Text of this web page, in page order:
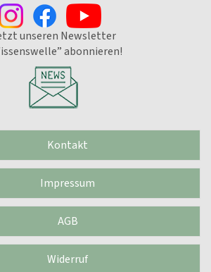
unseren Newsletter
abonnieren!
Kontakt
Impressum
AGB
Widerruf